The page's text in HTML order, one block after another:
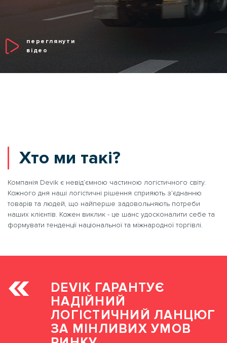
ПОСЛУГИ
Складська логістика
За типом транспорту
ЗАМОВИТИ
ПЕРЕВЕЗЕННЯ
НАДАТИ ВІЛЬНИЙ
переглянути
відео
Хто ми такі?
Компанія Devik є невід’ємною частиною логістичного світу.
Кожного дня наші логістичні рішення сприяють з’єднанню
товарів та людей, що найперше задовольняють потреби
наших клієнтів. Кожен виклик - це шанс удосконалити себе та
формувати тенденції національної та міжнародної торгівлі.
DEVIK ГАРАНТУЄ
НАДІЙНИЙ
ЛОГІСТИЧНИЙ ЛАНЦЮГ
ЗА МІНЛИВИХ УМОВ
Ім'я *
Email
Написати коментар
Оберіть послугу
Оберіть послугу
Номер телефону *
Email
Номер телефону *
0 800 200 866
0 67 670 59 52
Оберіть послугу
Оберіть послугу
Номер телефону *
Email
Ім'я *
Номер телефону *
Написати коментар
ПОДАТИ РЕЗЮМЕ